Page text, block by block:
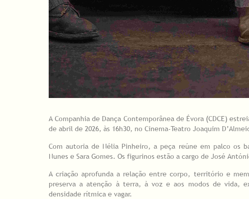
A Companhia de Dança Contemporânea de Évora (CDCE)
de abril de 2026, às 16h30, no Cinema-Teatro Joaquim
Com autoria de Nélia Pinheiro, a peça reúne em palco os
Nunes e Sara Gomes. Os figurinos estão a cargo de José
A criação aprofunda a relação entre corpo, território e
preserva a atenção à terra, à voz e aos modos de vida,
densidade rítmica e vagar.